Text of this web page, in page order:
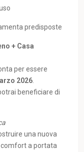
predisposte
+ Casa
per essere
2026
beneficiare di
una nuova
a portata